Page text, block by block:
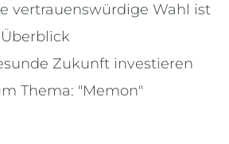
vertrauenswürdige Wahl ist
Zukunft investieren
Thema: "Memon"